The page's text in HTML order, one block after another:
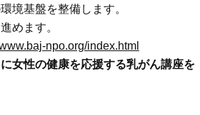
境基盤を整備します。
めます。
npo.org/index.html
女性の健康を応援する乳がん講座を